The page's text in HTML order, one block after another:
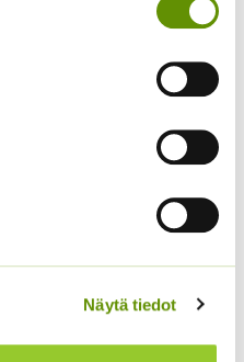
Näytä tiedot
Kaliforniantuliunikko